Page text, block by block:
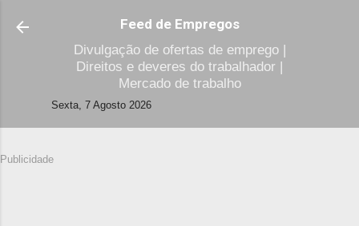
Avançar para o conteúdo principal
Feed de Empregos
Divulgação de ofertas de emprego |
Direitos e deveres do trabalhador |
Mercado de trabalho
Sexta, 7 Agosto 2026
Publicidade